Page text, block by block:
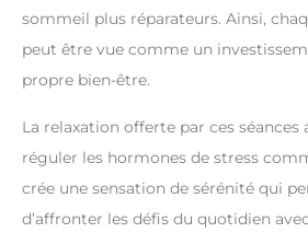
sommeil plus réparateurs. Ainsi,
peut être vue comme un
propre bien-être.
La relaxation offerte par ces séances
réguler les hormones de stress
crée une sensation de sérénité qui
d’affronter les défis du quotidien